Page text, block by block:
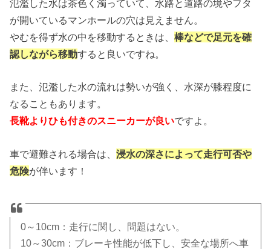
氾濫した水は茶色く濁っていて、水路と道路の境やフタ
が開いているマンホールの穴は見えません。
やむを得ず水の中を移動するときは、棒などで足元を確
認しながら移動すると良いですね。
また、氾濫した水の流れは勢いが強く、水深が膝程度に
なることもあります。
長靴よりひも付きのスニーカーが良いですよ。
車で避難される場合は、浸水の深さによって走行可否や
危険が伴います！
0～10cm：走行に関し、問題はない。
10～30cm：ブレーキ性能が低下し、安全な場所へ車